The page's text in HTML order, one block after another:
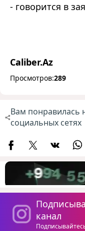
- говорится в
Caliber.Az
Просмотров:289
Вам понравилась
социальных сетях
канал